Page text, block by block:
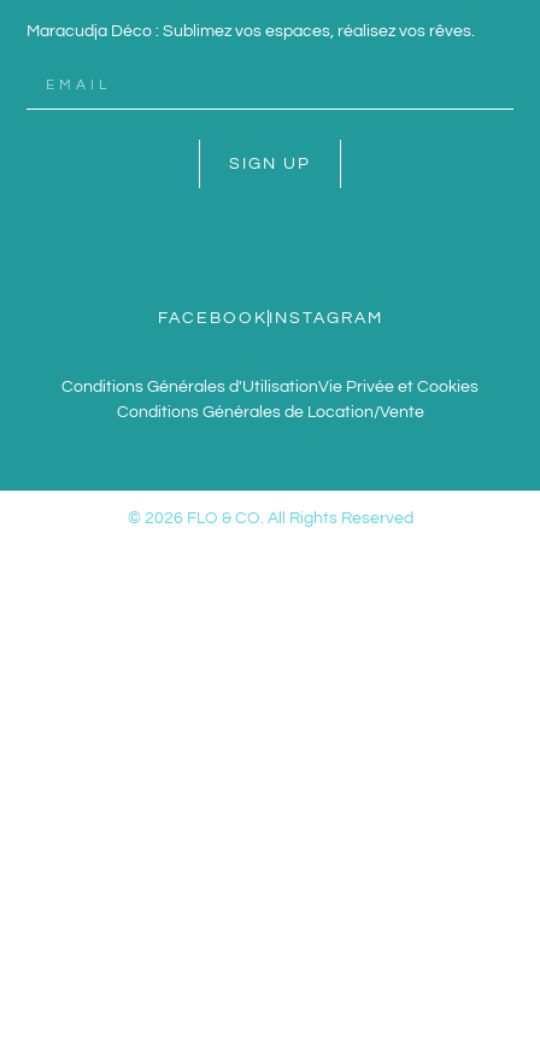
Maracudja Déco : Sublimez vos espaces, réalisez vos rêves.
SIGN UP
FACEBOOK INSTAGRAM
Conditions Générales d'UtilisationVie Privée et Cookies
Conditions Générales de Location/Vente
© 2026 FLO & CO. All Rights Reserved